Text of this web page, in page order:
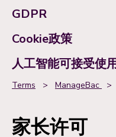
GDPR
Cookie政策
人工智能可接受使
Terms > ManageBac >
家长许可